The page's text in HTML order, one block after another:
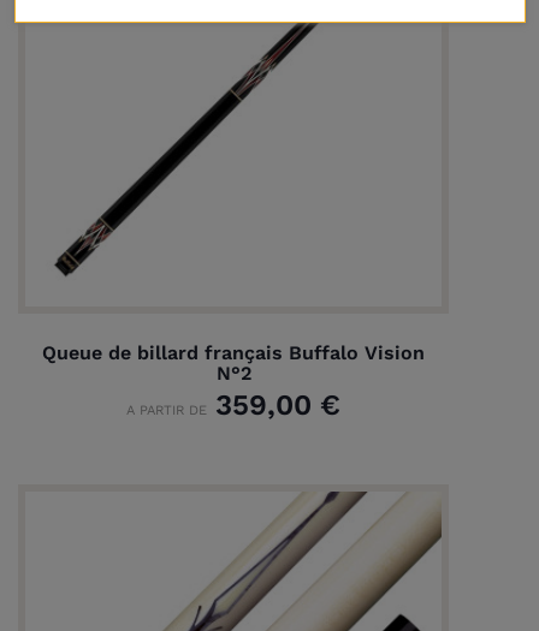
Queue de billard français Buffalo Vision
N°2
A PARTIR DE 359,00 €